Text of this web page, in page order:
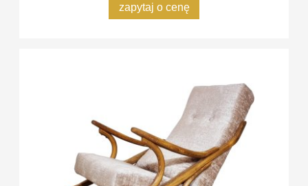
zapytaj o cenę